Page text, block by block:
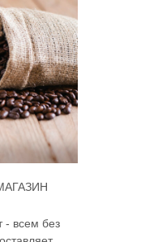
- всем без